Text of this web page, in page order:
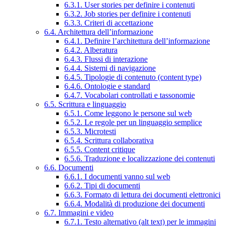
6.3.1. User stories per definire i contenuti
6.3.2. Job stories per definire i contenuti
6.3.3. Criteri di accettazione
6.4. Architettura dell’informazione
6.4.1. Definire l’architettura dell’informazione
6.4.2. Alberatura
6.4.3. Flussi di interazione
6.4.4. Sistemi di navigazione
6.4.5. Tipologie di contenuto (content type)
6.4.6. Ontologie e standard
6.4.7. Vocabolari controllati e tassonomie
6.5. Scrittura e linguaggio
6.5.1. Come leggono le persone sul web
6.5.2. Le regole per un linguaggio semplice
6.5.3. Microtesti
6.5.4. Scrittura collaborativa
6.5.5. Content critique
6.5.6. Traduzione e localizzazione dei contenuti
6.6. Documenti
6.6.1. I documenti vanno sul web
6.6.2. Tipi di documenti
6.6.3. Formato di lettura dei documenti elettronici
6.6.4. Modalità di produzione dei documenti
6.7. Immagini e video
6.7.1. Testo alternativo (alt text) per le immagini